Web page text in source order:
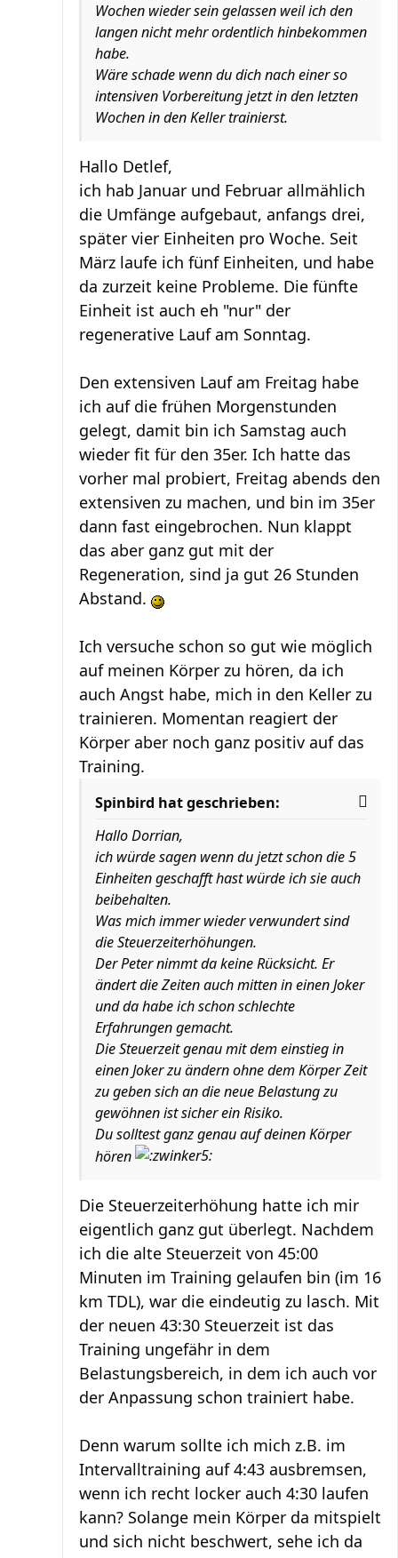
Wochen wieder sein gelassen weil ich den
langen nicht mehr ordentlich hinbekommen
habe.
Wäre schade wenn du dich nach einer so
intensiven Vorbereitung jetzt in den letzten
Wochen in den Keller trainierst.
Hallo Detlef,
ich hab Januar und Februar allmählich
die Umfänge aufgebaut, anfangs drei,
später vier Einheiten pro Woche. Seit
März laufe ich fünf Einheiten, und habe
da zurzeit keine Probleme. Die fünfte
Einheit ist auch eh "nur" der
regenerative Lauf am Sonntag.
Den extensiven Lauf am Freitag habe
ich auf die frühen Morgenstunden
gelegt, damit bin ich Samstag auch
wieder fit für den 35er. Ich hatte das
vorher mal probiert, Freitag abends den
extensiven zu machen, und bin im 35er
dann fast eingebrochen. Nun klappt
das aber ganz gut mit der
Regeneration, sind ja gut 26 Stunden
Abstand.
Ich versuche schon so gut wie möglich
auf meinen Körper zu hören, da ich
auch Angst habe, mich in den Keller zu
trainieren. Momentan reagiert der
Körper aber noch ganz positiv auf das
Training.
Spinbird hat geschrieben:
Hallo Dorrian,
ich würde sagen wenn du jetzt schon die 5
Einheiten geschafft hast würde ich sie auch
beibehalten.
Was mich immer wieder verwundert sind
die Steuerzeiterhöhungen.
Der Peter nimmt da keine Rücksicht. Er
ändert die Zeiten auch mitten in einen Joker
und da habe ich schon schlechte
Erfahrungen gemacht.
Die Steuerzeit genau mit dem einstieg in
einen Joker zu ändern ohne dem Körper Zeit
zu geben sich an die neue Belastung zu
gewöhnen ist sicher ein Risiko.
Du solltest ganz genau auf deinen Körper
hören
Die Steuerzeiterhöhung hatte ich mir
eigentlich ganz gut überlegt. Nachdem
ich die alte Steuerzeit von 45:00
Minuten im Training gelaufen bin (im 16
km TDL), war die eindeutig zu lasch. Mit
der neuen 43:30 Steuerzeit ist das
Training ungefähr in dem
Belastungsbereich, in dem ich auch vor
der Anpassung schon trainiert habe.
Denn warum sollte ich mich z.B. im
Intervalltraining auf 4:43 ausbremsen,
wenn ich recht locker auch 4:30 laufen
kann? Solange mein Körper da mitspielt
und sich nicht beschwert, sehe ich da